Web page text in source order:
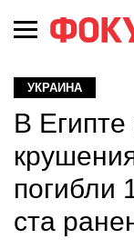
УКРАИНА
В Египте
погибли
ста